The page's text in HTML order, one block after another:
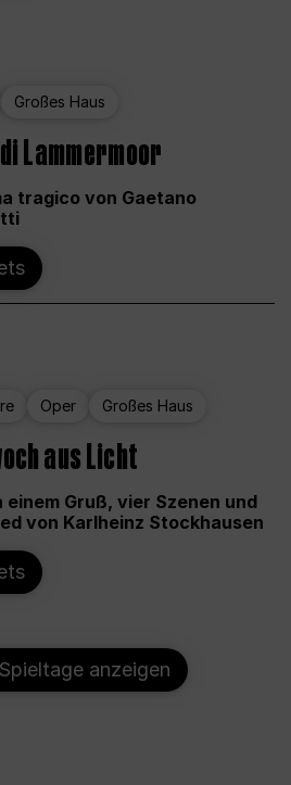
Großes Haus
Lammermoor
tragico von Gaetano
Oper Großes Haus
aus Licht
einem Gruß, vier Szenen und
von Karlheinz Stockhausen
anzeigen